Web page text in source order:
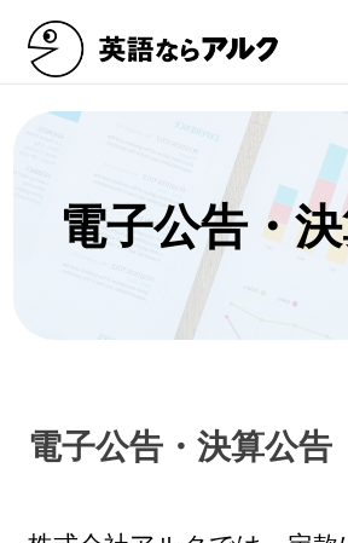
電子公告・
電子公告・決算公告